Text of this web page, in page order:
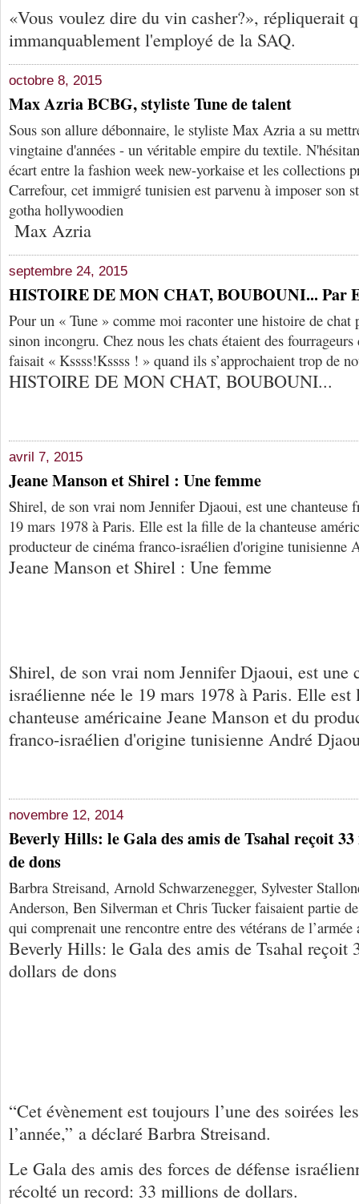
«Vous voulez dire du vin casher?», répliquerait
immanquablement l'employé de la SAQ.
octobre 8, 2015
Max Azria BCBG, styliste Tune de talent
Sous son allure débonnaire, le styliste Max Azria a su
vingtaine d'années - un véritable empire du textile.
écart entre la fashion week new-yorkaise et les collections
Carrefour, cet immigré tunisien est parvenu à imposer son
gotha hollywoodien
Max Azria
septembre 24, 2015
HISTOIRE DE MON CHAT, BOUBOUNI... Par
Pour un « Tune » comme moi raconter une histoire de chat
sinon incongru. Chez nous les chats étaient des
faisait « Kssss!Kssss ! » quand ils s’approchaient trop de
HISTOIRE DE MON CHAT, BOUBOUNI...
avril 7, 2015
Jeane Manson et Shirel : Une femme
Shirel, de son vrai nom Jennifer Djaoui, est une chanteuse
19 mars 1978 à Paris. Elle est la fille de la chanteuse
producteur de cinéma franco-israélien d'origine tunisienne
Jeane Manson et Shirel : Une femme
Shirel, de son vrai nom Jennifer Djaoui, est une
israélienne née le 19 mars 1978 à Paris. Elle
chanteuse américaine Jeane Manson et du
franco-israélien d'origine tunisienne André
novembre 12, 2014
Beverly Hills: le Gala des amis de Tsahal reçoit
de dons
Barbra Streisand, Arnold Schwarzenegger, Sylvester
Anderson, Ben Silverman et Chris Tucker faisaient partie
qui comprenait une rencontre entre des vétérans de
Beverly Hills: le Gala des amis de Tsahal reçoit
dollars de dons
“Cet évènement est toujours l’une des soirées
l’année,” a déclaré Barbra Streisand.
Le Gala des amis des forces de défense
récolté un record: 33 millions de dollars.